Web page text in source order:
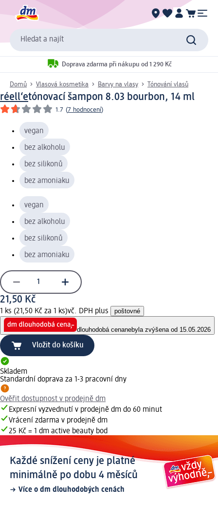
Hledat a najít
Doprava zdarma při nákupu od 1 290 Kč
Domů Vlasová kosmetika Barvy na vlasy Tónování vlasů
réell‘etónovací šampon 8.03 bourbon, 14 ml
1.7 (7 hodnocení)
vegan
bez alkoholu
bez silikonů
bez amoniaku
vegan
bez alkoholu
bez silikonů
bez amoniaku
21,50 Kč
1 ks (21,50 Kč za 1 ks)vč. DPH plus poštovné
dlouhodobá cenanebyla zvýšena od 15.05.2026
Vložit do košíku
Skladem
Standardní doprava za 1-3 pracovní dny
Ověřit dostupnost v prodejně dm
Expresní vyzvednutí v prodejně dm do 60 minut
Vrácení zdarma v prodejně dm
25 Kč = 1 dm active beauty bod
Každé snížení ceny je platné
minimálně po dobu 4 měsíců
Více o dm dlouhodobých cenách